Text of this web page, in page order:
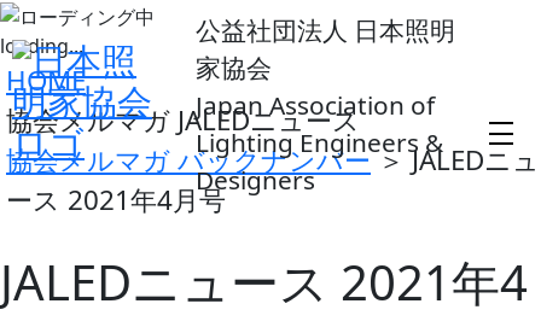
loading...
公益社団法人 日本照明
家協会
Japan Association of
Lighting Engineers &
Designers
HOME
協会メルマガ JALEDニュース
協会メルマガ バックナンバー＞ JALEDニュ
ース 2021年4月号
JALEDニュース 2021年4